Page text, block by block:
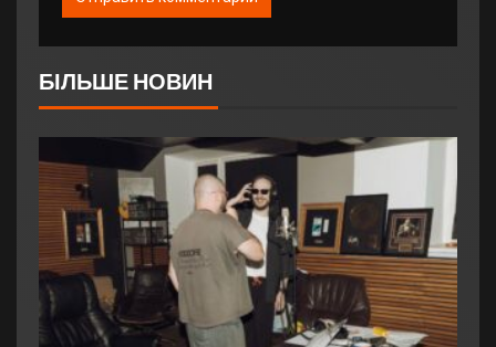
БІЛЬШЕ НОВИН